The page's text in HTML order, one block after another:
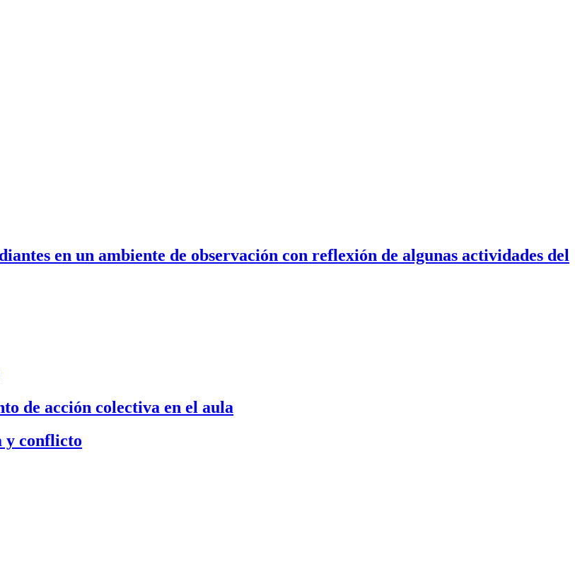
en un ambiente de observación con reflexión de algunas actividades del
de acción colectiva en el aula
y conflicto